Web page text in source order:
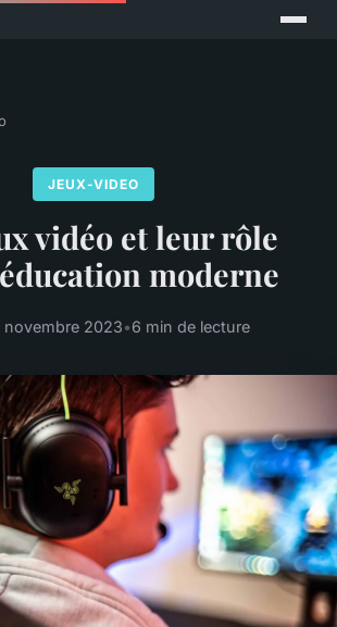
JEUX-VIDEO
vidéo et leur rôle
moderne
novembre 2023•6 min de lecture